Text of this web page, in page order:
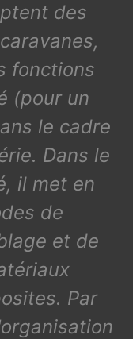
des
fonctions
(pour un
le cadre
Dans le
il met en
de
et de
Par